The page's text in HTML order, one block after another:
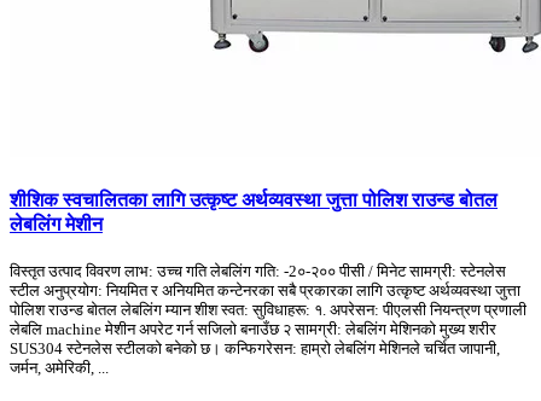
शीशिक स्वचालितका लागि उत्कृष्ट अर्थव्यवस्था जुत्ता पोलिश राउन्ड बोतल
लेबलिंग मेशीन
विस्तृत उत्पाद विवरण लाभ: उच्च गति लेबलिंग गति: -2०-२०० पीसी / मिनेट सामग्री: स्टेनलेस
स्टील अनुप्रयोग: नियमित र अनियमित कन्टेनरका सबै प्रकारका लागि उत्कृष्ट अर्थव्यवस्था जुत्ता
पोलिश राउन्ड बोतल लेबलिंग म्यान शीश स्वत: सुविधाहरू: १. अपरेसन: पीएलसी नियन्त्रण प्रणाली
लेबलि machine मेशीन अपरेट गर्न सजिलो बनाउँछ २ सामग्री: लेबलिंग मेशिनको मुख्य शरीर
SUS304 स्टेनलेस स्टीलको बनेको छ। कन्फिगरेसन: हाम्रो लेबलिंग मेशिनले चर्चित जापानी,
जर्मन, अमेरिकी, ...